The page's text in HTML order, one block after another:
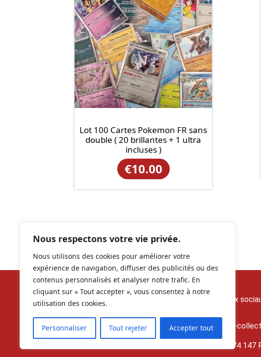
Nous respectons votre vie privée.
Nous utilisons des cookies pour améliorer votre
expérience de navigation, diffuser des publicités ou des
contenus personnalisés et analyser notre trafic. En
cliquant sur « Tout accepter », vous consentez à notre
utilisation des cookies.
Personnaliser Tout rejeter Accepter tout
Lot 100 Cartes Pokemon FR sans
double ( 20 brillantes + 1 ultra
incluses )
€10.00
Nos réseaux
contact@lj-
RCS 979 374 147